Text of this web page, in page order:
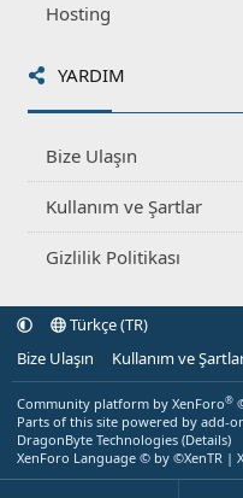
Hosting
YARDIM
Bize Ulaşın
Kullanım ve Şartlar
Gizlilik Politikası
Türkçe (TR)
Bize Ulaşın
Kullanım ve
Community platform by XenForo®
Parts of this site powered by add-
DragonByte Technologies (Details)
XenForo Language © by ©XenTR |